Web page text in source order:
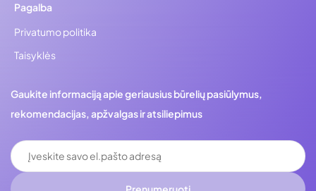
Pagalba
Privatumo politika
Taisyklės
Gaukite informaciją apie geriausius būrelių pasiūlymus,
rekomendacijas, apžvalgas ir atsiliepimus